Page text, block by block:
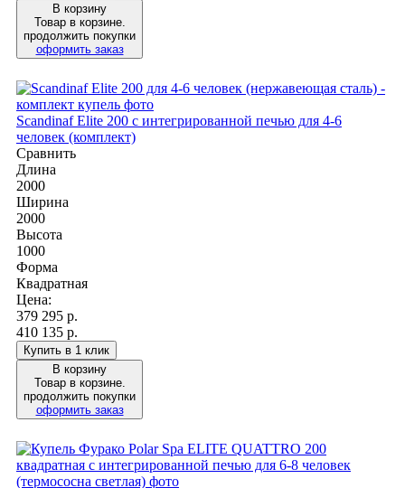
В корзину
Товар в корзине.
продолжить покупки
оформить заказ
Scandinaf Elite 200 c интегрированной печью для 4-6
человек (комплект)
Сравнить
Длина
2000
Ширина
2000
Высота
1000
Форма
Квадратная
Цена:
379 295 р.
410 135 р.
Купить в 1 клик
В корзину
Товар в корзине.
продолжить покупки
оформить заказ